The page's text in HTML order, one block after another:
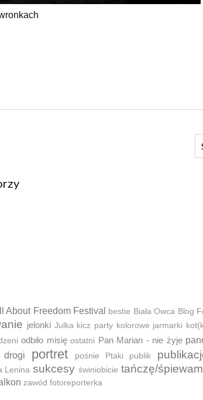
About Freedom Festival bestie Biała Owca Blog
jelonki Julka kicz party kolorowe jarmarki
odbiło misię ostatni Pan Marian - nie żyje
drogi portret pośnie Ptaki publik
Lenina sukcesy świniobicie tańczę/
zawód fotoreporterka